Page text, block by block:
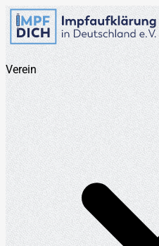
Verein